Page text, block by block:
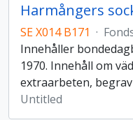
SE X014 B171 ·
Innehåller
1970. Innehåll om
extraarbeten,
Untitled